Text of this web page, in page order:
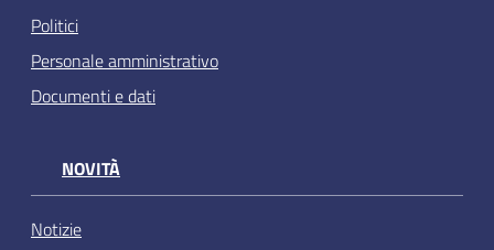
Politici
Personale amministrativo
Documenti e dati
NOVITÀ
Notizie